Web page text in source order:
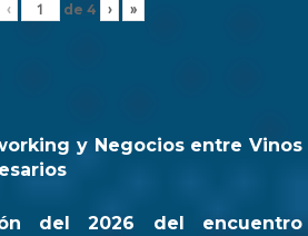
‹ de 4 › »
y Negocios entre Vinos
del 2026 del encuentro